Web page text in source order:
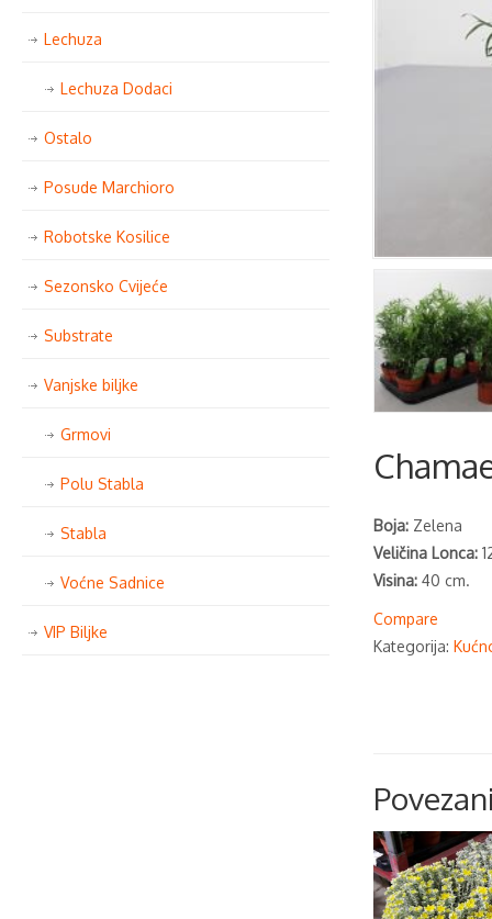
Boja: Zelena
Veličina Lonca:
Visina: 40 cm.
Compare
Kategorija:
Lechuza
Lechuza Dodaci
Ostalo
Posude Marchioro
Robotske Kosilice
Sezonsko Cvijeće
Substrate
Vanjske biljke
Grmovi
Polu Stabla
Stabla
Voćne Sadnice
VIP Biljke